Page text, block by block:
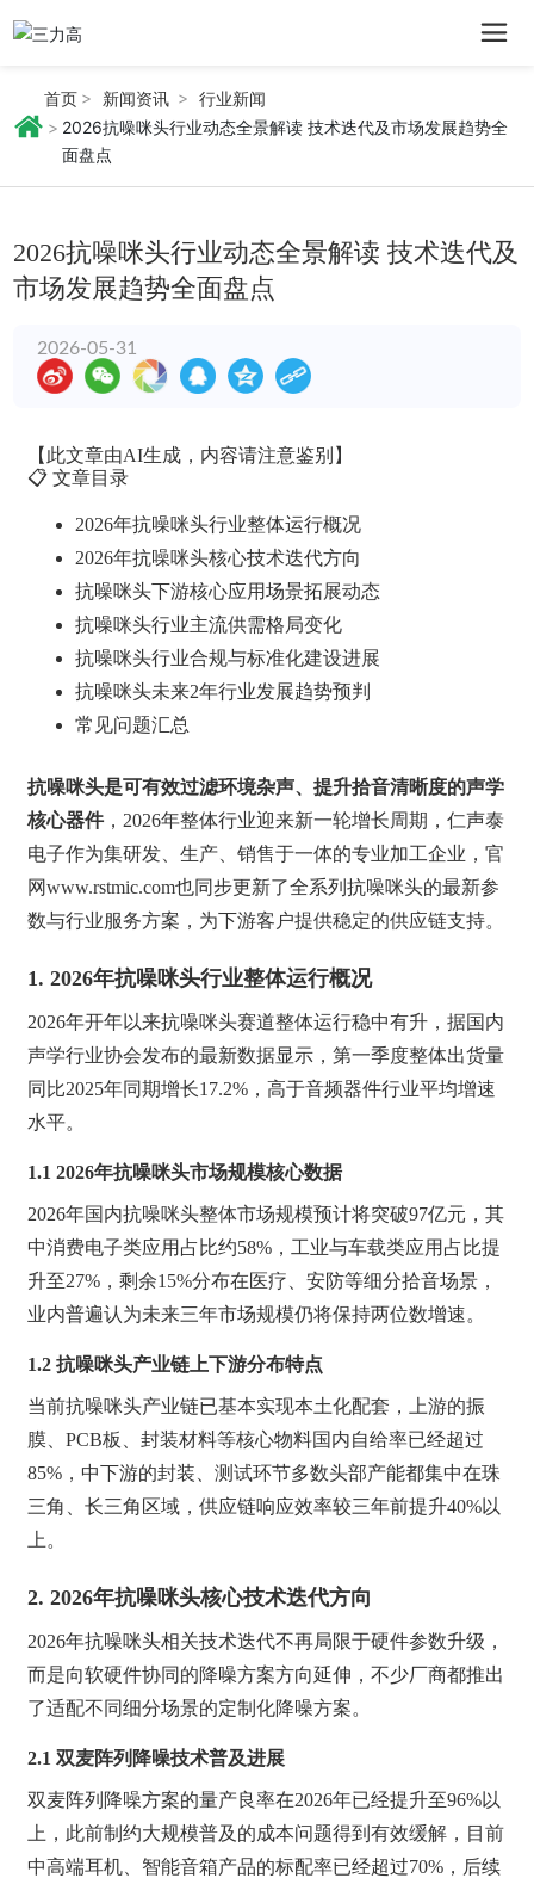
首页 新闻资讯
行业新闻
2026抗噪咪头行业动态全景解读 技术迭代及市场发展趋势全
面盘点
2026抗噪咪头行业动态全景解读 技术迭代及
市场发展趋势全面盘点
2026-05-31
【此文章由AI生成，内容请注意鉴别】
📋 文章目录
2026年抗噪咪头行业整体运行概况
2026年抗噪咪头核心技术迭代方向
抗噪咪头下游核心应用场景拓展动态
抗噪咪头行业主流供需格局变化
抗噪咪头行业合规与标准化建设进展
抗噪咪头未来2年行业发展趋势预判
常见问题汇总
抗噪咪头是可有效过滤环境杂声、提升拾音清晰度的声学
核心器件，2026年整体行业迎来新一轮增长周期，仁声泰
电子作为集研发、生产、销售于一体的专业加工企业，官
网www.rstmic.com也同步更新了全系列抗噪咪头的最新参
数与行业服务方案，为下游客户提供稳定的供应链支持。
1. 2026年抗噪咪头行业整体运行概况
2026年开年以来抗噪咪头赛道整体运行稳中有升，据国内
声学行业协会发布的最新数据显示，第一季度整体出货量
同比2025年同期增长17.2%，高于音频器件行业平均增速
水平。
1.1 2026年抗噪咪头市场规模核心数据
2026年国内抗噪咪头整体市场规模预计将突破97亿元，其
中消费电子类应用占比约58%，工业与车载类应用占比提
升至27%，剩余15%分布在医疗、安防等细分拾音场景，
业内普遍认为未来三年市场规模仍将保持两位数增速。
1.2 抗噪咪头产业链上下游分布特点
当前抗噪咪头产业链已基本实现本土化配套，上游的振
膜、PCB板、封装材料等核心物料国内自给率已经超过
85%，中下游的封装、测试环节多数头部产能都集中在珠
三角、长三角区域，供应链响应效率较三年前提升40%以
上。
2. 2026年抗噪咪头核心技术迭代方向
2026年抗噪咪头相关技术迭代不再局限于硬件参数升级，
而是向软硬件协同的降噪方案方向延伸，不少厂商都推出
了适配不同细分场景的定制化降噪方案。
2.1 双麦阵列降噪技术普及进展
双麦阵列降噪方案的量产良率在2026年已经提升至96%以
上，此前制约大规模普及的成本问题得到有效缓解，目前
中高端耳机、智能音箱产品的标配率已经超过70%，后续